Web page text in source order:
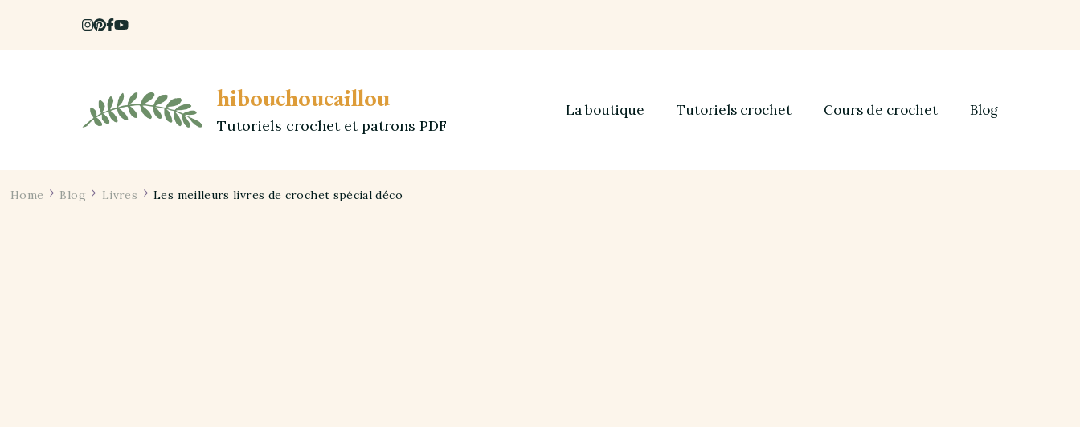
hibouchoucaillou
Tutoriels crochet et patrons PDF
La boutique Tutoriels crochet Cours de crochet Blog
Home Blog Livres Les meilleurs livres de crochet spécial déco